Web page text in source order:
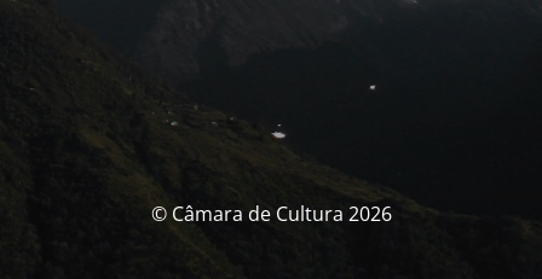
© Câmara de Cultura 2026